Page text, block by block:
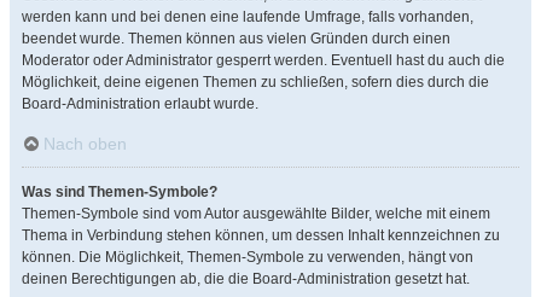
werden kann und bei denen eine laufende Umfrage, falls vorhanden,
beendet wurde. Themen können aus vielen Gründen durch einen
Moderator oder Administrator gesperrt werden. Eventuell hast du auch die
Möglichkeit, deine eigenen Themen zu schließen, sofern dies durch die
Board-Administration erlaubt wurde.
Nach oben
Was sind Themen-Symbole?
Themen-Symbole sind vom Autor ausgewählte Bilder, welche mit einem
Thema in Verbindung stehen können, um dessen Inhalt kennzeichnen zu
können. Die Möglichkeit, Themen-Symbole zu verwenden, hängt von
deinen Berechtigungen ab, die die Board-Administration gesetzt hat.